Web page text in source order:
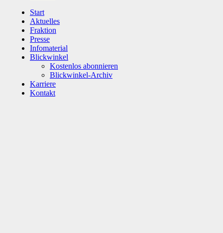
Start
Aktuelles
Fraktion
Presse
Infomaterial
Blickwinkel
Kostenlos abonnieren
Blickwinkel-Archiv
Karriere
Kontakt